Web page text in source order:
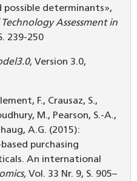
determinants»,
Assessment in
239-250
Version 3.0,
F., Crausaz, S.,
M., Pearson, S.-A.,
A.G. (2015):
purchasing
An international
Vol. 33 Nr. 9, S. 905–